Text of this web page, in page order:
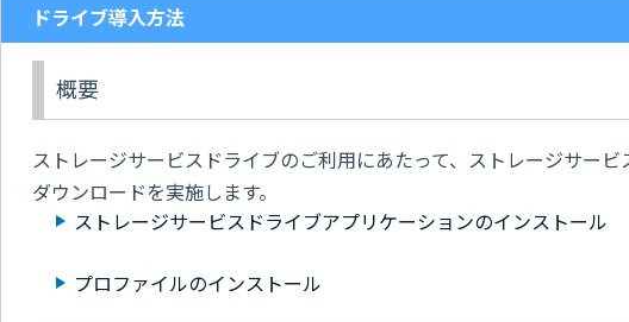
ドライブ導入方法
概要
ストレージサービスドライブのご利用にあたって、ストレージサー
ダウンロードを実施します。
ストレージサービスドライブアプリケーションのインストール
プロファイルのインストール